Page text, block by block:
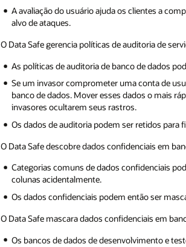
A avaliação do usuário ajuda os clientes a
alvo de ataques.
O Data Safe gerencia políticas de auditoria de
As políticas de auditoria de banco de dados
Se um invasor comprometer uma conta de
banco de dados. Mover esses dados o mais
invasores ocultarem seus rastros.
Os dados de auditoria podem ser retidos para
O Data Safe descobre dados confidenciais em
Categorias comuns de dados confidenciais
colunas acidentalmente.
Os dados confidenciais podem então ser
O Data Safe mascara dados confidenciais em
Os bancos de dados de desenvolvimento e